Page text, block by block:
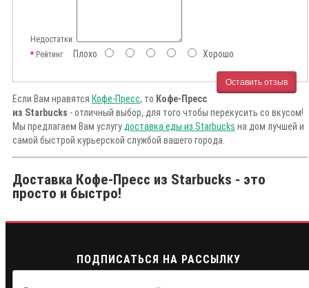
Недостатки:
РейтингПлохо Хорошо
Оставить отзыв
Если Вам нравятся Кофе-Пресс, то Кофе-Пресс
из Starbucks - отличный выбор, для того чтобы перекусить со вкусом!
Мы предлагаем Вам услугу доставка еды из Starbucks на дом лучшей и
самой быстрой курьерской службой вашего города.
Доставка Кофе-Пресс из Starbucks - это
просто и быстро!
ПОДПИСАТЬСЯ НА РАССЫЛКУ